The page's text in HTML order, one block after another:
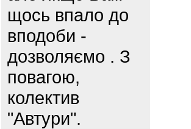
щось впало до
вподоби -
дозволяємо . З
повагою,
колектив
"Автури".